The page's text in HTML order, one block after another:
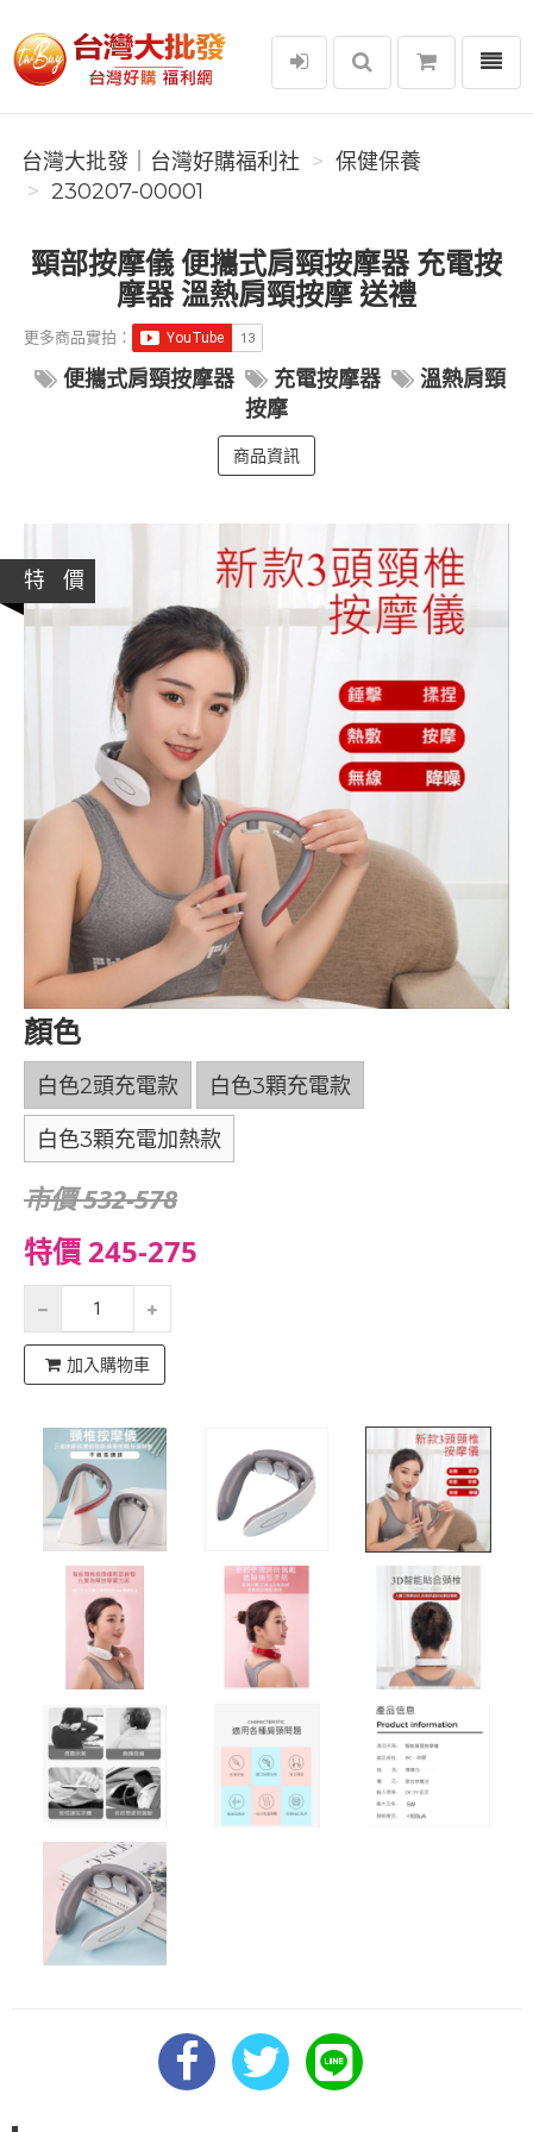
台灣大批發｜台灣好購福利社
選單
台灣大批發｜台灣好購福利社
保健保養
230207-00001
頸部按摩儀 便攜式肩頸按摩器 充電按
摩器 溫熱肩頸按摩 送禮
更多商品實拍：
便攜式肩頸按摩器 充電按摩器
溫熱肩頸
按摩
商品資訊
特 價
顏色
白色2頭充電款 白色3顆充電款
白色3顆充電加熱款
市價 532-578
特價 245-275
加入購物車